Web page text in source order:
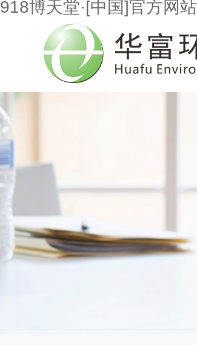
918博天堂·[中国]官方网站